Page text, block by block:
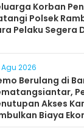
Korban
Polsek
Pelaku Segera
2026
Berulang di
Akses
Biaya